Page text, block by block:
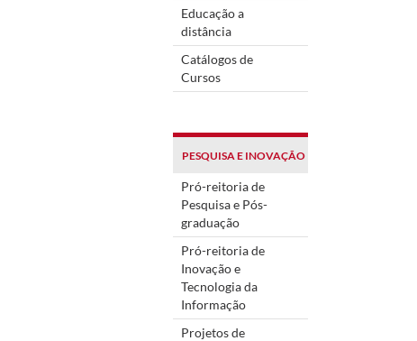
Educação a
distância
Catálogos de
Cursos
PESQUISA E INOVAÇÃO
Pró-reitoria de
Pesquisa e Pós-
graduação
Pró-reitoria de
Inovação e
Tecnologia da
Informação
Projetos de